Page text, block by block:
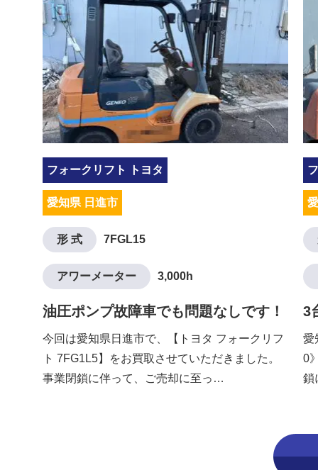
フォークリフト トヨタ
愛知県 日進市
形 式 7FGL15
アワーメーター 3,000h
油圧ポンプ故障車でも問題なしです！
今回は愛知県日進市で、【トヨタ フォークリフ
ト 7FG1L5】をお買取させていただきました。
事業閉鎖に伴って、ご売却に至っ…
3
愛
0
鎖